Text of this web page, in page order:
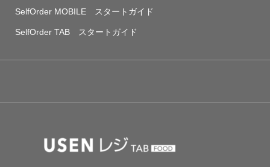
SelfOrder MOBILE スタートガイド
SelfOrder TAB スタートガイド